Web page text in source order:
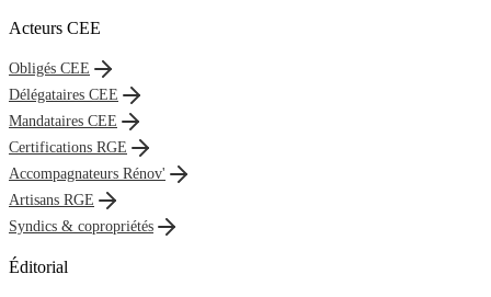
Acteurs CEE
Obligés CEE
Délégataires CEE
Mandataires CEE
Certifications RGE
Accompagnateurs Rénov'
Artisans RGE
Syndics & copropriétés
Éditorial